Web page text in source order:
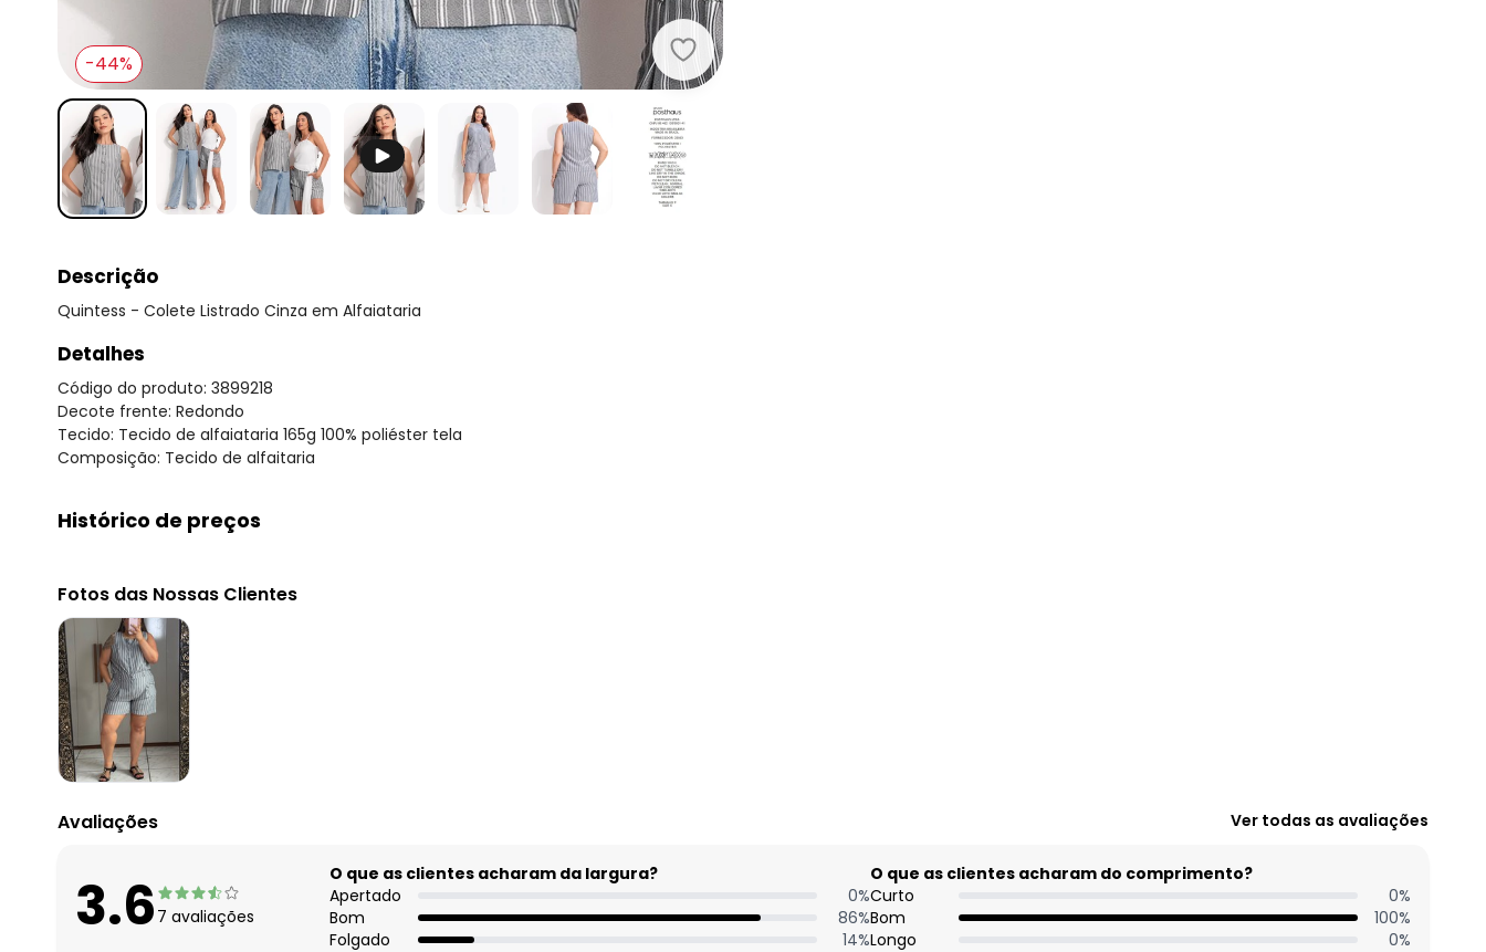
Quintess - Colete Listrado Cinza em Alfaiataria
-44%
Descrição
Quintess - Colete Listrado Cinza em Alfaiataria
Detalhes
Código do produto: 3899218
Decote frente: Redondo
Tecido: Tecido de alfaiataria 165g 100% poliéster tela
Composição: Tecido de alfaitaria
Histórico de preços
agosto/2026
julho/2026
junho/2026
maio/2026
abril/2026
março/2026
fevereiro/2026
Fotos das Nossas Clientes
Avaliações Ver todas as avaliações
3.6 7 avaliações
O que as clientes acharam da largura?
Apertado
0%
Bom
86%
Folgado
14%
O que as clientes acharam do comprimento?
Curto
0%
Bom
100%
Longo
0%